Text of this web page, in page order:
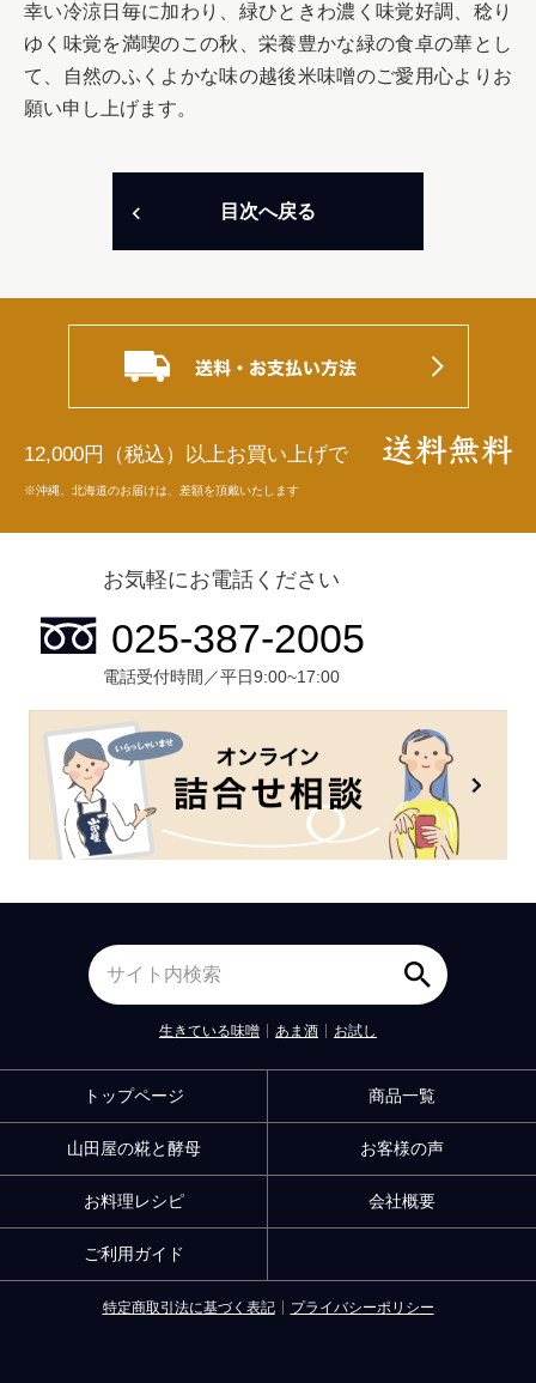
幸い冷涼日毎に加わり、緑ひときわ濃く味覚好調、稔り
ゆく味覚を満喫のこの秋、栄養豊かな緑の食卓の華とし
て、自然のふくよかな味の越後米味噌のご愛用心よりお
願い申し上げます。
目次へ戻る
12,000円（税込）以上お買い上げで
※沖縄、北海道のお届けは、差額を頂戴いたします
お気軽にお電話ください
電話受付時間／平日9:00~17:00
生きている味噌 あま酒 お試し
トップページ 商品一覧
山田屋の糀と酵母 お客様の声
お料理レシピ 会社概要
ご利用ガイド
特定商取引法に基づく表記 プライバシーポリシー